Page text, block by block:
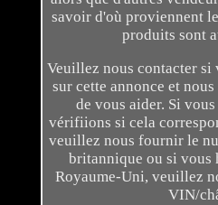
savoir d'où proviennent
produits sont
Veuillez nous contacter si
sur cette annonce et
de vous aider. Si
vérifiions si cela
veuillez nous fournir le
britannique ou si vous
Royaume-Uni, veuillez
VIN/